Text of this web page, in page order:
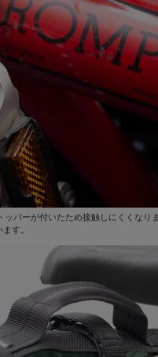
ッパーが付いたため接触しにくくなり
す。